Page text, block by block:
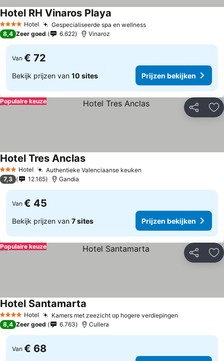
4 SterrenHotel Gespecialiseerde spa en wellness
Hotel RH Vinaros Playa
8,4 Zeer goed 6.622 Vinaroz
Van € 72
Bekijk prijzen van 10 sites Prijzen bekijken
Delen
Populaire keuze
3 SterrenHotel Authentieke Valenciaanse keuken
Hotel Tres Anclas
7,3 12.165 Gandia
Van € 45
Bekijk prijzen van 7 sites Prijzen bekijken
Delen
Populaire keuze
4 SterrenHotel Kamers met zeezicht op hogere verdiepingen
Hotel Santamarta
8,4 Zeer goed 6.763 Cullera
Van € 68